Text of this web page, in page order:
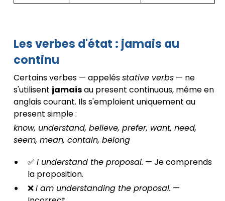
Les verbes d'état : jamais au
continu
Certains verbes — appelésstative verbs— ne
s'utilisent jamaisau present continuous, même en
anglais courant. Ils s'emploient uniquement au
present simple :
know, understand, believe, prefer, want, need,
seem, mean, contain, belong
✅ I understand the proposal. — Je comprends
la proposition.
❌I am understanding the proposal. —